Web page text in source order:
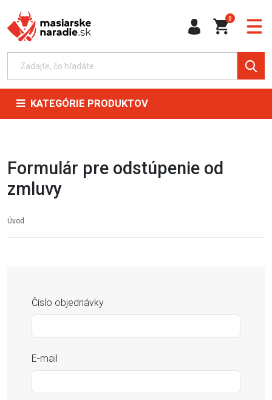
0
KATEGÓRIE PRODUKTOV
Formulár pre odstúpenie od
zmluvy
Úvod
Číslo objednávky
E-mail